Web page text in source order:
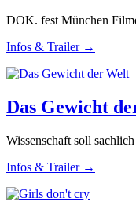
DOK. fest München
Infos & Trailer →
Das Gewicht
Wissenschaft soll
Infos & Trailer →